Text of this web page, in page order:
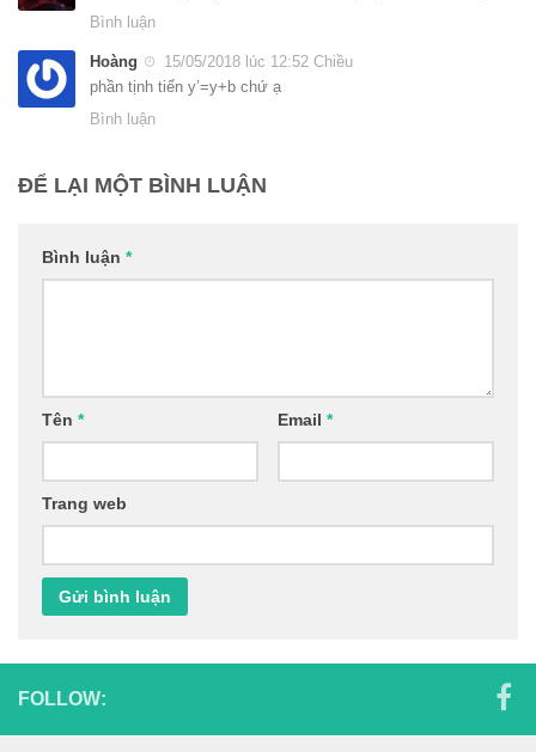
Bình luận
Hoàng
15/05/2018 lúc 12:52 Chiều
phần tịnh tiến y’=y+b chứ ạ
Bình luận
ĐỂ LẠI MỘT BÌNH LUẬN
Bình luận *
Tên * Email *
Trang web
FOLLOW: